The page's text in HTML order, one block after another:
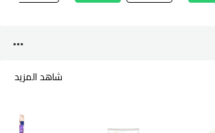
شاهد المزيد